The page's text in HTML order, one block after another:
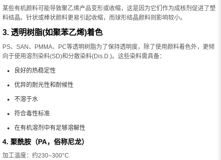
某些有机颜料可能导致聚乙烯产品变形或收缩，这是因为它们作为成核剂促进了塑
料结晶。针状或棒状颜料更易引起收缩，而球形结晶颜料则影响较小。
3. 透明树脂(如聚苯乙烯)着色
PS、SAN、PMMA、PC等透明树脂为了保持透明度，除了使用颜料着色外，更倾
向于使用溶剂染料(SD)和分散染料(Dis.D.)。这些染料需具备：
良好的热稳定性
优异的耐光性和耐候性
不溶于水
符合毒性标准
在有机溶剂中有足够溶解性
4. 聚酰胺（PA，俗称尼龙）
加工温度：约230–300°C